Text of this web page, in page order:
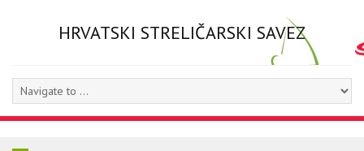
HRVATSKI STRELIČARSKI SAVEZ